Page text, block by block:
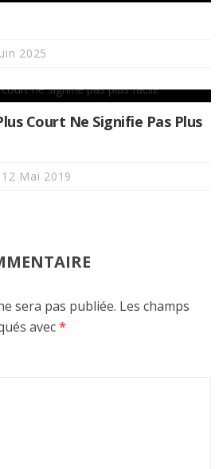
2025
Court Ne Signifie Pas Plus
12 Mai 2019
sera pas publiée. Les champs
avec*